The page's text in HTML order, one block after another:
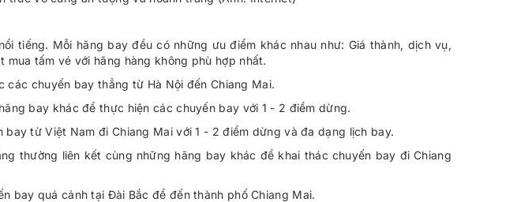
tiếng. Mỗi hãng bay đều có những ưu điểm khác nhau như: Giá thành, dịch vụ,
tấm vé với hãng hàng không phù hợp nhất.
chuyến bay thẳng từ Hà Nội đến Chiang Mai.
bay khác để thực hiện các chuyến bay với 1 - 2 điểm dừng.
từ Việt Nam đi Chiang Mai với 1 - 2 điểm dừng và đa dạng lịch bay.
thường liên kết cùng những hãng bay khác để khai thác chuyến bay đi Chiang
bay quá cảnh tại Đài Bắc để đến thành phố Chiang Mai.